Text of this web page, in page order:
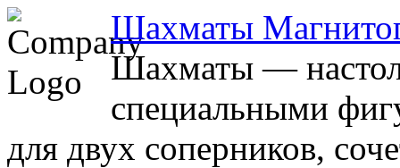
Шахматы
Шахматы —
специальными
для двух соперников,